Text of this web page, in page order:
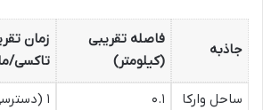
جاذبه
فاصله تقریبی
(کیلومتر)
زمان
تاکسی/
ساحل وارکا ۰.۱
۱ (دسترسی مستقیم)